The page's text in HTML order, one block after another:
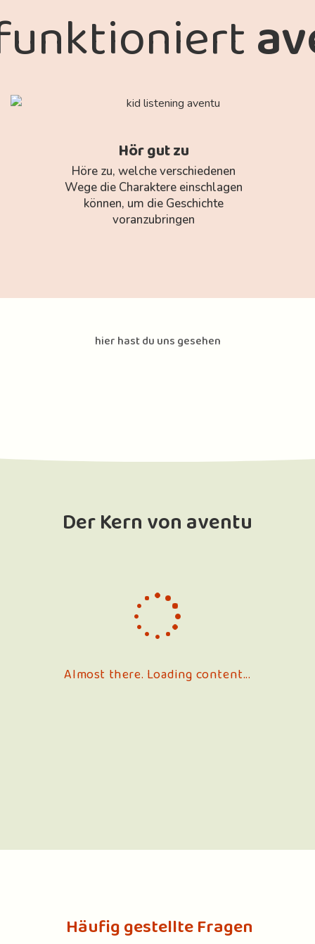
Almost there. Loading content...
Hör gut zu
Höre zu, welche verschiedenen
Wege die Charaktere einschlagen
können, um die Geschichte
voranzubringen
hier hast du uns gesehen
Der Kern von aventu
Häufig gestellte Fragen